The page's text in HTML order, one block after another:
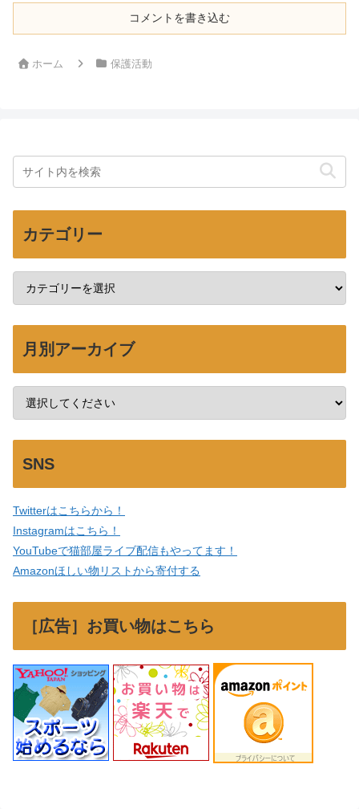
コメントを書き込む
ホーム 保護活動
カテゴリー
月別アーカイブ
SNS
Twitterはこちらから！
Instagramはこちら！
YouTubeで猫部屋ライブ配信もやってます！
Amazonほしい物リストから寄付する
［広告］お買い物はこちら